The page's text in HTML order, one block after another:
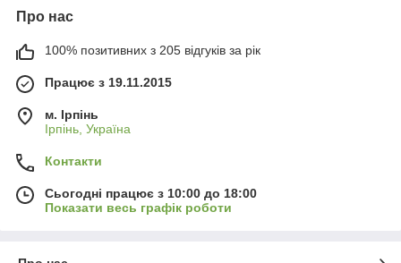
Про нас
100% позитивних з 205 відгуків за рік
Працює з 19.11.2015
м. Ірпінь
Ірпінь, Україна
Контакти
Сьогодні працює з 10:00 до 18:00
Показати весь графік роботи